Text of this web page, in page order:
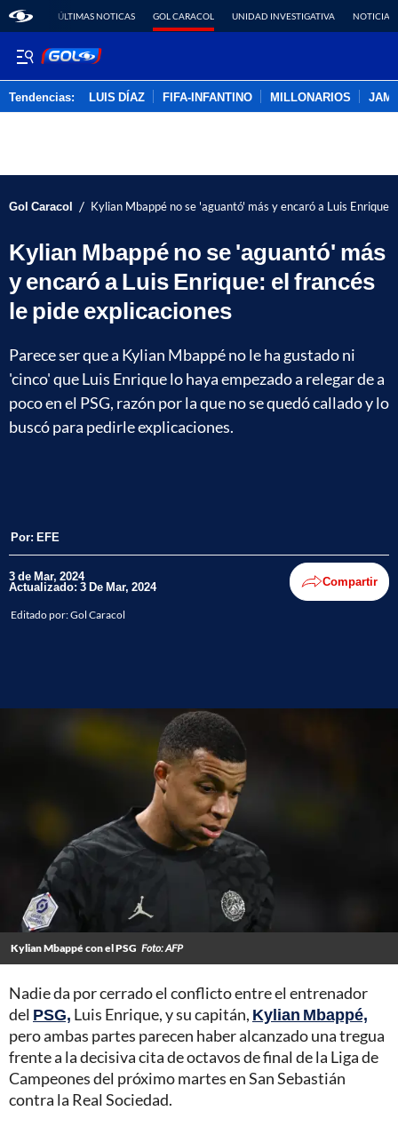
ÚLTIMAS NOTICAS GOL CARACOL UNIDAD INVESTIGATIVA NOTICIAS
Tendencias: LUIS DÍAZ FIFA-INFANTINO MILLONARIOS
Gol Caracol / Kylian Mbappé no se 'aguantó' más y encaró a Luis Enrique:
Kylian Mbappé no se 'aguantó' más
y encaró a Luis Enrique: el francés
le pide explicaciones
Parece ser que a Kylian Mbappé no le ha gustado ni
'cinco' que Luis Enrique lo haya empezado a relegar de a
poco en el PSG, razón por la que no se quedó callado y lo
buscó para pedirle explicaciones.
Por: EFE
3 de Mar, 2024
Actualizado: 3 De Mar, 2024 Compartir
Editado por:Gol Caracol
Kylian Mbappé con el PSG Foto: AFP
Nadie da por cerrado el conflicto entre el entrenador
del PSG, Luis Enrique, y su capitán, Kylian Mbappé,
pero ambas partes parecen haber alcanzado una tregua
frente a la decisiva cita de octavos de final de la Liga de
Campeones del próximo martes en San Sebastián
contra la Real Sociedad.